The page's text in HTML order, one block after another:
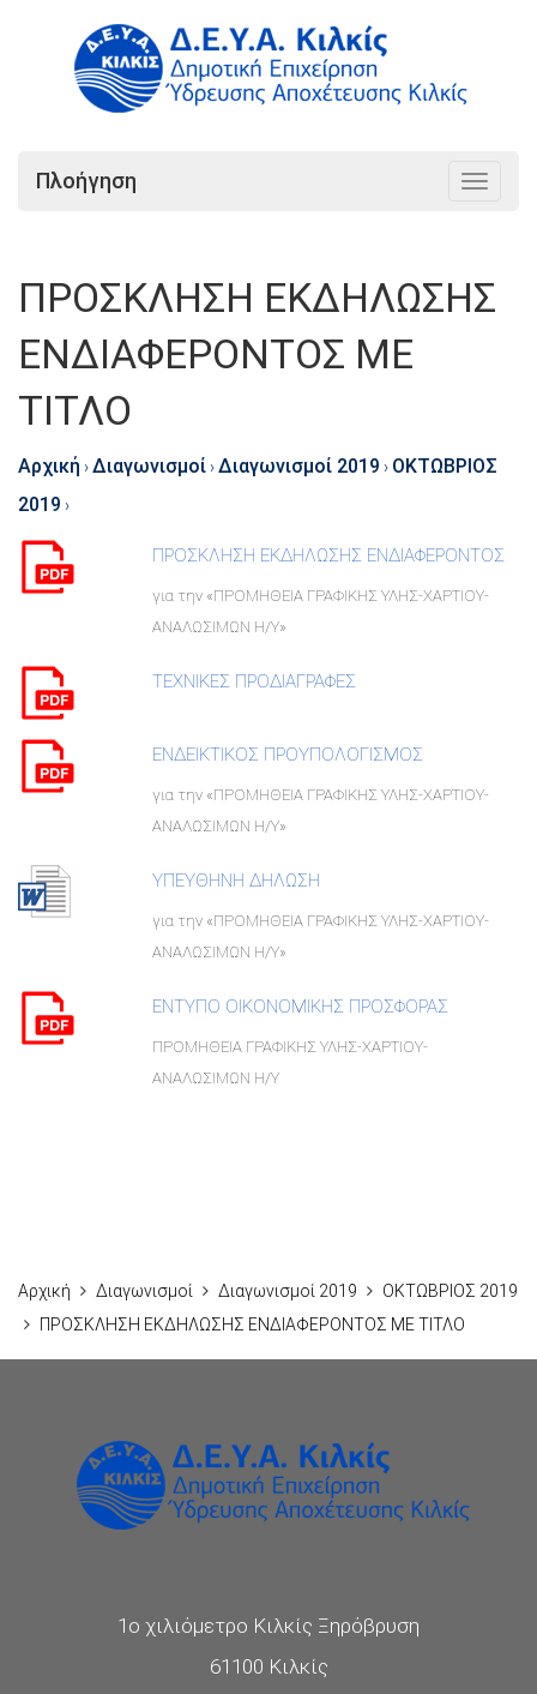
Toggle
Πλοήγηση
ΠΡΟΣΚΛΗΣΗ ΕΚΔΗΛΩΣΗΣ
ΕΝΔΙΑΦΕΡΟΝΤΟΣ ΜΕ
ΤΙΤΛΟ
Αρχική ›Διαγωνισμοί ›Διαγωνισμοί 2019 › ΟΚΤΩΒΡΙΟΣ
2019 ›
ΠΡΟΣΚΛΗΣΗ ΕΚΔΗΛΩΣΗΣ ΕΝΔΙΑΦΕΡΟΝΤΟΣ
για την «ΠΡΟΜΗΘΕΙΑ ΓΡΑΦΙΚΗΣ ΥΛΗΣ-ΧΑΡΤΙΟΥ-
ΑΝΑΛΩΣΙΜΩΝ Η/Υ»
ΤΕΧΝΙΚΕΣ ΠΡΟΔΙΑΓΡΑΦΕΣ
ΕΝΔΕΙΚΤΙΚΟΣ ΠΡΟΥΠΟΛΟΓΙΣΜΟΣ
για την «ΠΡΟΜΗΘΕΙΑ ΓΡΑΦΙΚΗΣ ΥΛΗΣ-ΧΑΡΤΙΟΥ-
ΑΝΑΛΩΣΙΜΩΝ Η/Υ»
ΥΠΕΥΘΗΝΗ ΔΗΛΩΣΗ
για την «ΠΡΟΜΗΘΕΙΑ ΓΡΑΦΙΚΗΣ ΥΛΗΣ-ΧΑΡΤΙΟΥ-
ΑΝΑΛΩΣΙΜΩΝ Η/Υ»
ΕΝΤΥΠΟ ΟΙΚΟΝΟΜΙΚΗΣ ΠΡΟΣΦΟΡΑΣ
ΠΡΟΜΗΘΕΙΑ ΓΡΑΦΙΚΗΣ ΥΛΗΣ-ΧΑΡΤΙΟΥ-
ΑΝΑΛΩΣΙΜΩΝ Η/Υ
Αρχική Διαγωνισμοί Διαγωνισμοί 2019
ΟΚΤΩΒΡΙΟΣ 2019
ΠΡΟΣΚΛΗΣΗ ΕΚΔΗΛΩΣΗΣ ΕΝΔΙΑΦΕΡΟΝΤΟΣ ΜΕ ΤΙΤΛΟ
1ο χιλιόμετρο Κιλκίς Ξηρόβρυση
61100 Κιλκίς